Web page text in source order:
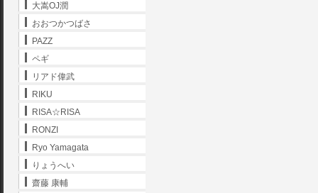
大嵩OJ潤
おおつかつばさ
PAZZ
ペギ
リアド偉武
RIKU
RISA☆RISA
RONZI
Ryo Yamagata
りょうへい
齋藤 康輔